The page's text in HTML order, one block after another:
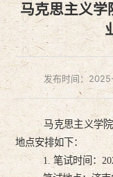
马克思主义
发布时间：
马克思主义学院
地点安排如下：
1. 笔试时间：